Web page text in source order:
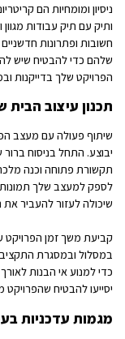
ניסיון ומומחיות הם
ותיק עם תיק עבודות
חשובות ופתרונות
שלהם כדי להבטיח שיש
הפרויקט שלך בדייקנות
תכנון עיצוב הבית
שיתוף פעולה עם מעצב
יבוצע. התחל בניסוח
תקשורת פתוחה וכנה
לספק למעצב שלך תמונות
שיכולה לעזור להעביר
קביעת משך זמן הפרויקט
במסלול ובמסגרת התקציב.
כדי למנוע אי הבנות
יסייעו להבטיח
מגמות עדכניות